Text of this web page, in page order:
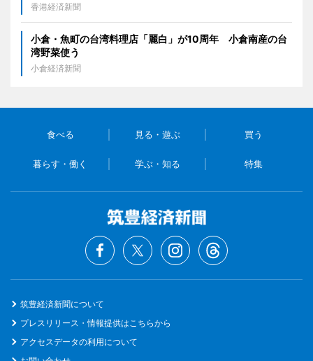
香港経済新聞
小倉・魚町の台湾料理店「麗白」が10周年 小倉南産の台
湾野菜使う
小倉経済新聞
食べる 見る・遊ぶ 買う
暮らす・働く 学ぶ・知る 特集
筑豊経済新聞について
プレスリリース・情報提供はこちらから
アクセスデータの利用について